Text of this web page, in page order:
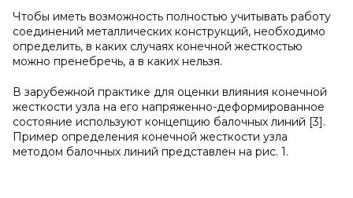
Чтобы иметь возможность полностью учитывать работу
соединений металлических конструкций, необходимо
определить, в каких случаях конечной жесткостью
можно пренебречь, а в каких нельзя.
В зарубежной практике для оценки влияния конечной
жесткости узла на его напряженно-деформированное
состояние используют концепцию балочных линий [3].
Пример определения конечной жесткости узла
методом балочных линий представлен на рис. 1.